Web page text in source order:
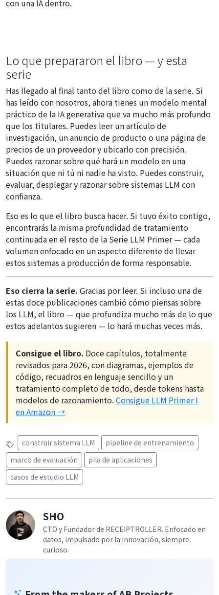
con una IA dentro.
Lo que prepararon el libro — y esta
serie
Has llegado al final tanto del libro como de la serie. Si
has leído con nosotros, ahora tienes un modelo mental
práctico de la IA generativa que va mucho más profundo
que los titulares. Puedes leer un artículo de
investigación, un anuncio de producto o una página de
precios de un proveedor y ubicarlo con precisión.
Puedes razonar sobre qué hará un modelo en una
situación que ni tú ni nadie ha visto. Puedes construir,
evaluar, desplegar y razonar sobre sistemas LLM con
confianza.
Eso es lo que el libro busca hacer. Si tuvo éxito contigo,
encontrarás la misma profundidad de tratamiento
continuada en el resto de la Serie LLM Primer — cada
volumen enfocado en un aspecto diferente de llevar
estos sistemas a producción de forma responsable.
Eso cierra la serie. Gracias por leer. Si incluso una de
estas doce publicaciones cambió cómo piensas sobre
los LLM, el libro — que profundiza mucho más de lo que
estos adelantos sugieren — lo hará muchas veces más.
Consigue el libro. Doce capítulos, totalmente
revisados para 2026, con diagramas, ejemplos de
código, recuadros en lenguaje sencillo y un
tratamiento completo de todo, desde tokens hasta
modelos de razonamiento. Consigue LLM Primer I
en Amazon →
construir sistema LLM
pipeline de entrenamiento
marco de evaluación
pila de aplicaciones
casos de estudio LLM
SHO
CTO y Fundador de RECEIPTROLLER. Enfocado en
datos, impulsado por la innovación, siempre
curioso.